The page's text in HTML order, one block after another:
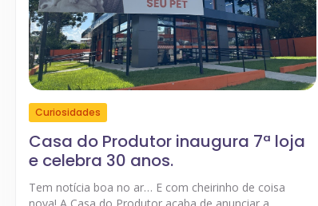
Curiosidades
Casa do Produtor inaugura 7ª loja
e celebra 30 anos.
Tem notícia boa no ar… E com cheirinho de coisa